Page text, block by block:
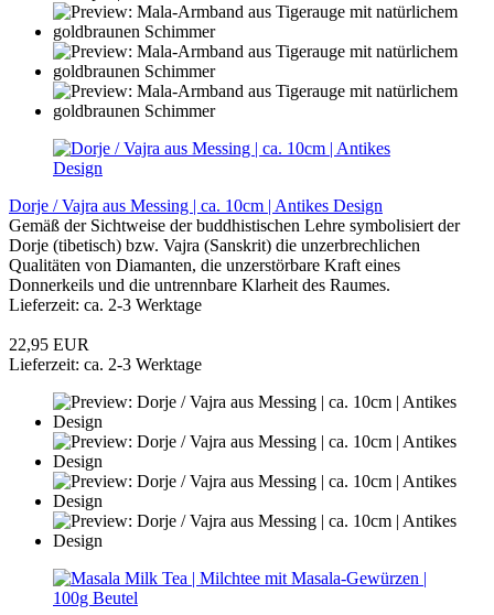
Dorje / Vajra aus Messing | ca. 10cm | Antikes Design
Gemäß der Sichtweise der buddhistischen Lehre symbolisiert der
Dorje (tibetisch) bzw. Vajra (Sanskrit) die unzerbrechlichen
Qualitäten von Diamanten, die unzerstörbare Kraft eines
Donnerkeils und die untrennbare Klarheit des Raumes.
Lieferzeit: ca. 2-3 Werktage
22,95 EUR
Lieferzeit: ca. 2-3 Werktage